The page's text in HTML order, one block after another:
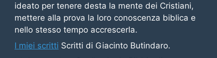
ideato per tenere desta la mente dei Cristiani,
mettere alla prova la loro conoscenza biblica e
nello stesso tempo accrescerla.
I miei scritti Scritti di Giacinto Butindaro.